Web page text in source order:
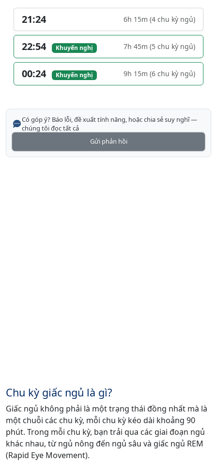
21:24 6h 15m (4 chu kỳ ngủ)
22:54 Khuyến nghị 7h 45m (5 chu kỳ ngủ)
00:24 Khuyến nghị 9h 15m (6 chu kỳ ngủ)
Có góp ý? Báo lỗi, đề xuất tính năng, hoặc chia sẻ suy nghĩ —
chúng tôi đọc tất cả
Gửi phản hồi
Chu kỳ giấc ngủ là gì?
Giấc ngủ không phải là một trạng thái đồng nhất mà là
một chuỗi các chu kỳ, mỗi chu kỳ kéo dài khoảng 90
phút. Trong mỗi chu kỳ, bạn trải qua các giai đoạn ngủ
khác nhau, từ ngủ nông đến ngủ sâu và giấc ngủ REM
(Rapid Eye Movement).